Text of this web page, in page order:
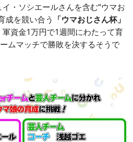
・ソシエールさんを含む“ウマお
成を競い合う 「ウマおじさん杯」
資金1万円で1週間にわたって育
ムマッチで勝敗を決するそうで